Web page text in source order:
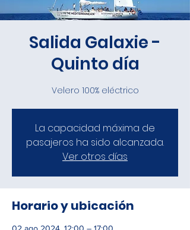
Salida Galaxie -
Quinto día
Velero 100% eléctrico
La capacidad máxima de
pasajeros ha sido alcanzada.
Ver otros días
Horario y ubicación